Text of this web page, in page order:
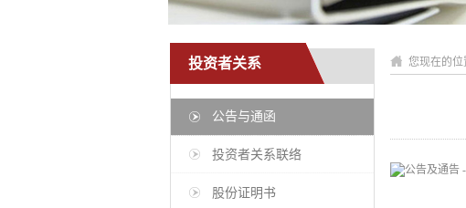
投资者关系
公告与通函
投资者关系联络
股份证明书
您现在的位